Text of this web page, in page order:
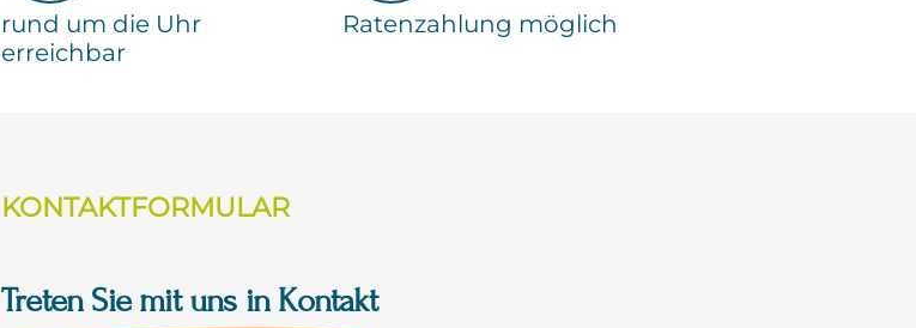
rund um die Uhr
erreichbar
Ratenzahlung möglich
KONTAKTFORMULAR
Treten Sie mit uns in Kontakt